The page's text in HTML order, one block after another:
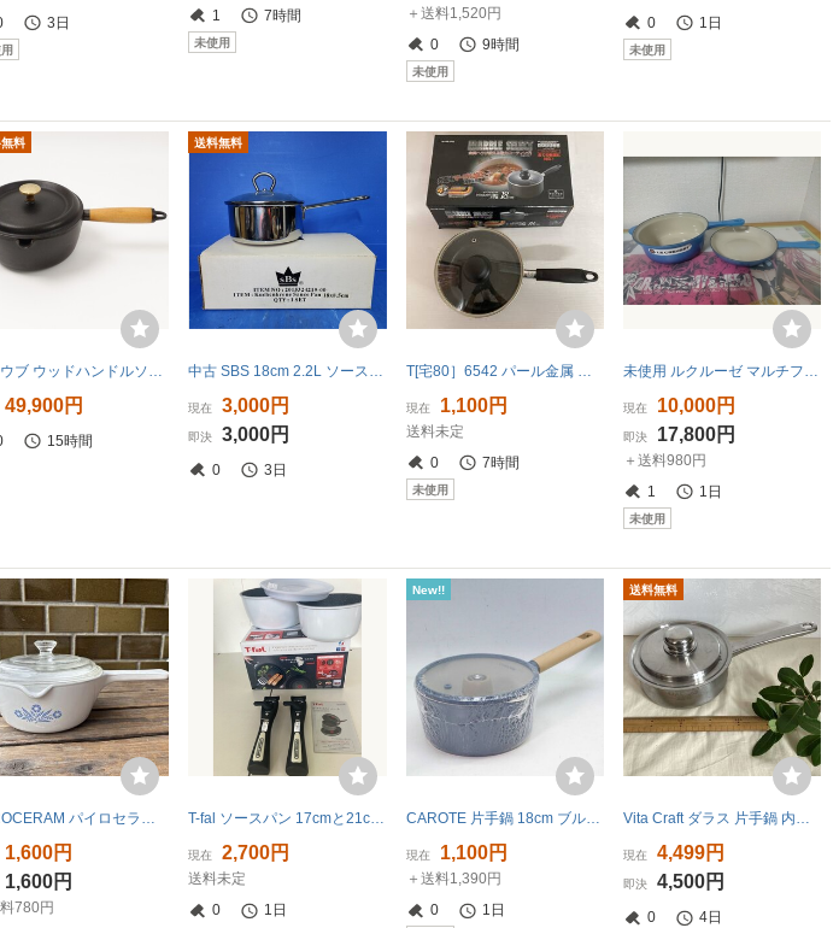
3日
1
7時間
未使用
＋送料1,520円
0
9時間
未使用
0 1日
未使用
料
ストウブ ウッドハンドルソースパン ブラック 18cm 片手鍋
49,900円
15時間
送料無料
中古 SBS 18cm 2.2L ソースパン Kuchenkrone 2015324219-00 片手鍋 調理器具 キッチン用品
現在 3,000円
即決 3,000円
0 3日
T[宅80］6542 パール金属 片手鍋 18cm IH対応 ガス火対応 ガラス蓋付 マーブルセレクト HB-2723 未使用保管品
現在 1,100円
送料未定
0
7時間
未使用
未使用 ルクルーゼ マルチファンクション22cm アズールブルー 廃盤色 箱付 IH対応（激レア!!）
現在 10,000円
即決 17,800円
＋送料980円
1
1日
未使用
PYROCERAM パイロセラム ソースパン ミルクパン P-89-B 片手鍋 ガラス蓋 調理器具 岩城硝子 iwaki 昭和レトロアンティーク当時物
1,600円
1,600円
780円
T-fal ソースパン 17cmと21cm 取っ手 2本/ティファール シールリッド18cm☆中古
現在 2,700円
送料未定
0
1日
New!!
CAROTE 片手鍋 18cm ブルー 蓋付き IH対応 PFOA PFOS フリー ソースパン マーブルコーティング くっつきにくい 一人暮らし◆379f18
現在 1,100円
＋送料1,390円
0
1日
送料無料
Vita Craft ダラス 片手鍋 内径 約17センチ ビタクラフト8641
現在 4,499円
即決 4,500円
0 4日